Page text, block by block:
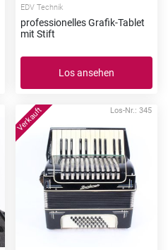
EDV Technik
professionelles Grafik-Tablet
mit Stift
Los ansehen
Los-Nr.: 345